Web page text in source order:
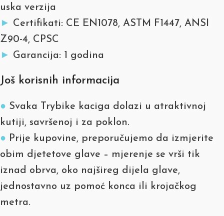
uska verzija
► Certifikati: CE EN1078, ASTM F1447, ANSI
Z90-4, CPSC
► Garancija: 1 godina
Još korisnih informacija
● Svaka Trybike kaciga dolazi u atraktivnoj
kutiji, savršenoj i za poklon.
● Prije kupovine, preporučujemo da izmjerite
obim djetetove glave – mjerenje se vrši tik
iznad obrva, oko najšireg dijela glave,
jednostavno uz pomoć konca ili krojačkog
metra.